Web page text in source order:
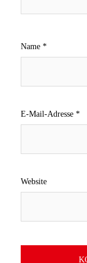
Name *
E-Mail-Adresse *
Website